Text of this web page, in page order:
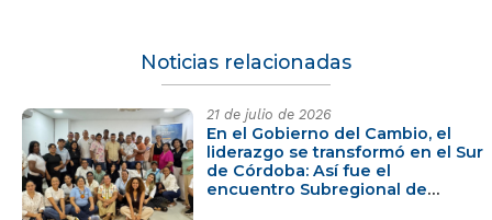
Noticias relacionadas
21 de julio de 2026
En el Gobierno del Cambio, el
liderazgo se transformó en el Sur
de Córdoba: Así fue el
encuentro Subregional de